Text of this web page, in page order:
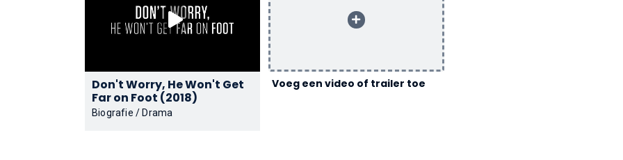
Don't Worry, He Won't Get
Far on Foot (2018)
Biografie / Drama
Voeg een video of trailer toe